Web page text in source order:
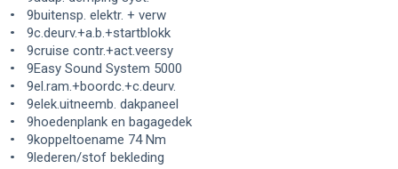
9buitensp. elektr. + verw
9c.deurv.+a.b.+startblokk
9cruise contr.+act.veersy
9Easy Sound System 5000
9el.ram.+boordc.+c.deurv.
9elek.uitneemb. dakpaneel
9hoedenplank en bagagedek
9koppeltoename 74 Nm
9lederen/stof bekleding